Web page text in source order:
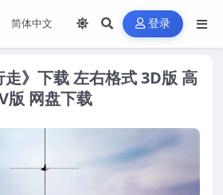
登录
》下载 左右格式 3D版 高
版 网盘下载